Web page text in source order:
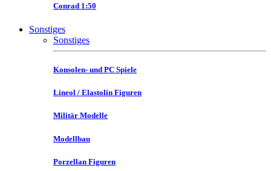
Conrad 1:50
Sonstiges
Sonstiges
Konsolen- und PC Spiele
Lineol / Elastolin Figuren
Militär Modelle
Modellbau
Porzellan Figuren